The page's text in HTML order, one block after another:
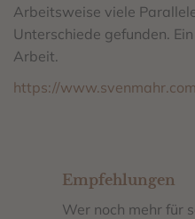
Arbeitsweise viele
Unterschiede gefunden.
Arbeit.
https://
Empfehlungen
Wer noch mehr für